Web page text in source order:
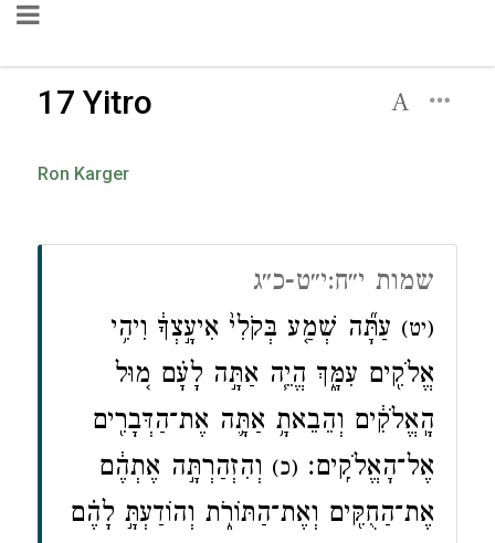
17 Yitro
Ron Karger
שמות י״ח:י״ט-כ״ג
(יט) עַתָּ֞ה שְׁמַ֤ע בְּקֹלִי֙ אִיעָ֣צְךָ֔ וִיהִ֥י
אֱלֹקִ֖ים עִמָּ֑ךְ הֱיֵ֧ה אַתָּ֣ה לָעָ֗ם מ֚וּל
הָֽאֱלֹקִ֔ים וְהֵבֵאתָ֥ אַתָּ֛ה אֶת־הַדְּבָרִ֖ים
אֶל־הָאֱלֹקִֽים׃ (כ) וְהִזְהַרְתָּ֣ה אֶתְהֶ֔ם
אֶת־הַחֻקִּ֖ים וְאֶת־הַתּוֹרֹ֑ת וְהוֹדַעְתָּ֣ לָהֶ֗ם